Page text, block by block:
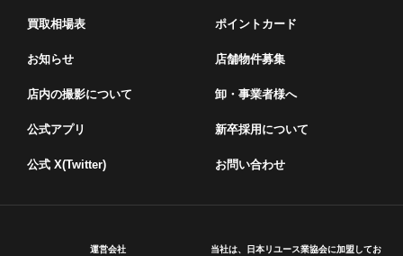
買取相場表
お知らせ
店内の撮影について
公式アプリ
公式 X(Twitter)
ポイントカード
店舗物件募集
卸・事業者様へ
新卒採用について
お問い合わせ
運営会社
当社は、日本リユース業協会に加盟してお